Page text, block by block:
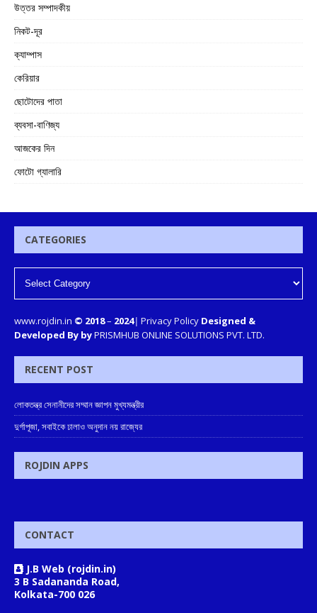
উত্তর সম্পাদকীয়
নিকট-দূর
ক্যাম্পাস
কেরিয়ার
ছোটোদের পাতা
ব্যবসা-বাণিজ্য
আজকের দিন
ফোটো গ্যালারি
CATEGORIES
www.rojdin.in © 2018– 2024| Privacy Policy Designed &
Developed By byPRISMHUB ONLINE SOLUTIONS PVT. LTD.
RECENT POST
লোকতন্ত্র সেনানীদের সম্মান জ্ঞাপন মুখ্যমন্ত্রীর
দুর্গাপূজা, সবাইকে ঢালাও অনুদান নয় রাজ্যের
ROJDIN APPS
CONTACT
J.B Web (rojdin.in)
3 B Sadananda Road,
Kolkata-700 026